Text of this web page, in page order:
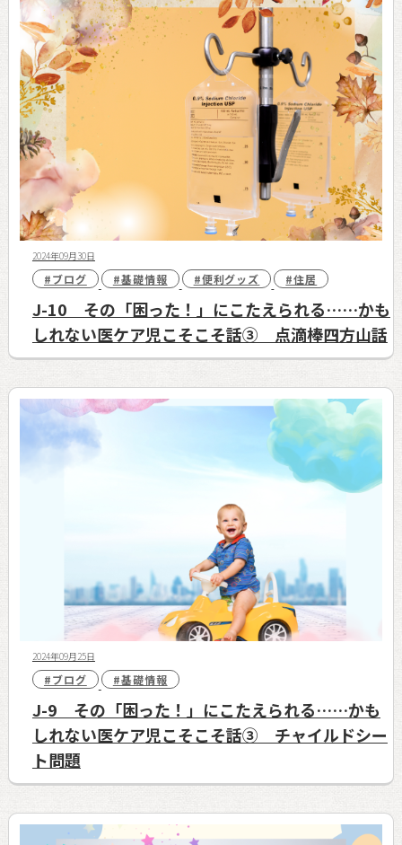
2024年09月30日
#ブログ #基礎情報 #便利グッズ #住居
J-10 その「困った！」にこたえられる……かも
しれない医ケア児こそこそ話③ 点滴棒四方山話
2024年09月25日
#ブログ #基礎情報
J-9 その「困った！」にこたえられる……かも
しれない医ケア児こそこそ話③ チャイルドシー
ト問題